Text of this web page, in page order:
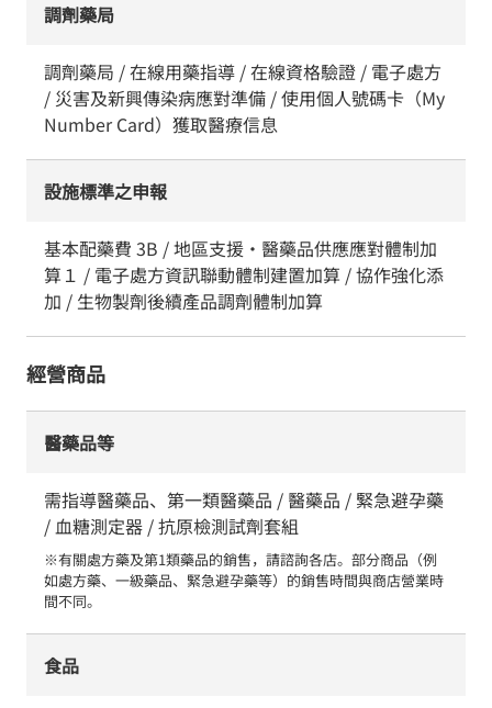
調劑藥局
調劑藥局 / 在線用藥指導 / 在線資格驗證 / 電子處方
/ 災害及新興傳染病應對準備 / 使用個人號碼卡（My
Number Card）獲取醫療信息
設施標準之申報
基本配藥費 3B / 地區支援・醫藥品供應應對體制加
算１ / 電子處方資訊聯動體制建置加算 / 協作強化添
加 / 生物製劑後續產品調劑體制加算
經營商品
醫藥品等
需指導醫藥品、第一類醫藥品 / 醫藥品 / 緊急避孕藥
/ 血糖測定器 / 抗原檢測試劑套組
※有關處方藥及第1類藥品的銷售，請諮詢各店。部分商品（例
如處方藥、一級藥品、緊急避孕藥等）的銷售時間與商店營業時
間不同。
食品